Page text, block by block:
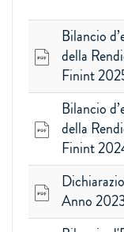
Bilancio
della
Finint
Bilancio
della
Finint
Anno